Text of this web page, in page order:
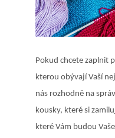
Pokud chcete zaplnit
kterou obývají Vaší
nás rozhodně na
kousky, které si
které Vám budou